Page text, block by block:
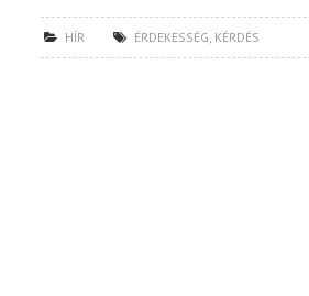
HÍR ÉRDEKESSÉG, KÉRDÉS